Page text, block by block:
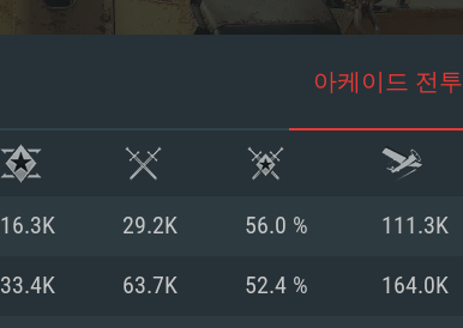
아케이드 전투
16.3K 29.2K 56.0 % 111.3K
33.4K 63.7K 52.4 % 164.0K